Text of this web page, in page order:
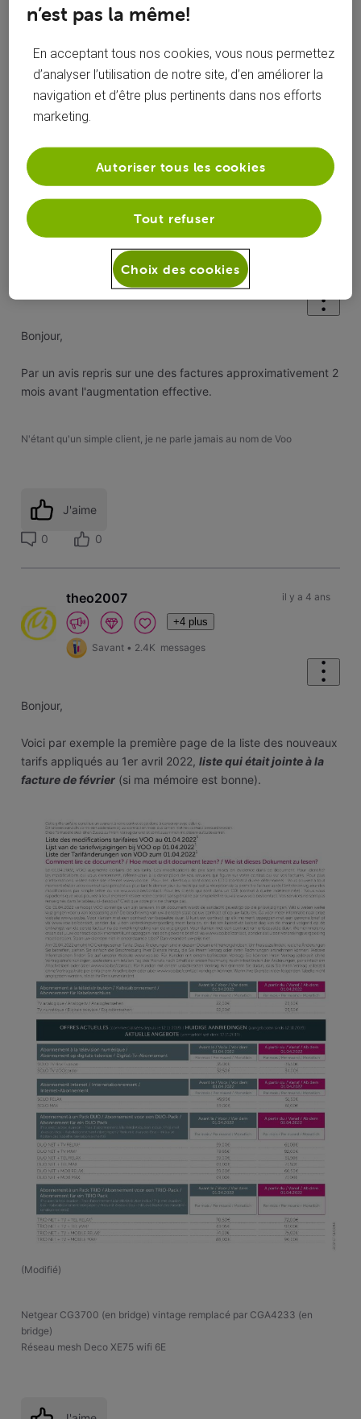
Oldest First
First
Solution acceptée
+9 plus
Top Expert •22.6K messages
Bonjour,
Par un avis repris sur une des factures approximativement 2
mois avant l'augmentation effective.
N'étant qu'un simple client, je ne parle jamais au nom de Voo
J'aime
0 0
theo2007
+4 plus
Savant • 2.4K messages
il y a 4 ans
Bonjour,
Voici par exemple la première page de la liste des nouveaux
tarifs appliqués au 1er avril 2022, liste qui était jointe à la
facture de février(si ma mémoire est bonne).
(Modifié)
Netgear CG3700 (en bridge) vintage remplacé par CGA4233 (en
bridge)
Réseau mesh Deco XE75 wifi 6E
n’est pas la même!
En acceptant tous nos cookies, vous nous permettez
d’analyser l’utilisation de notre site, d’en améliorer la
navigation et d’être plus pertinents dans nos efforts
marketing.
Tout refuser
Autoriser tous les cookies
Choix des cookies